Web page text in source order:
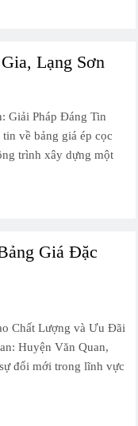
Lạng Sơn
Giải Pháp Đáng Tin
về bảng giá ép cọc
trình xây dựng một
Giá Đặc
Chất Lượng và Ưu Đãi
Huyện Văn Quan,
đổi mới trong lĩnh vực